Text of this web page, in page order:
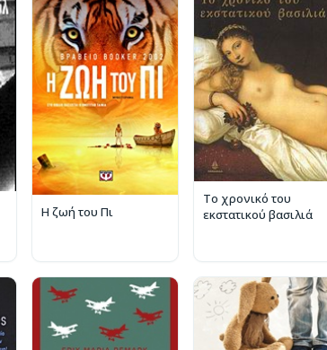
Η ζωή του Πι
Το χρονικό του
εκστατικού βασιλιά